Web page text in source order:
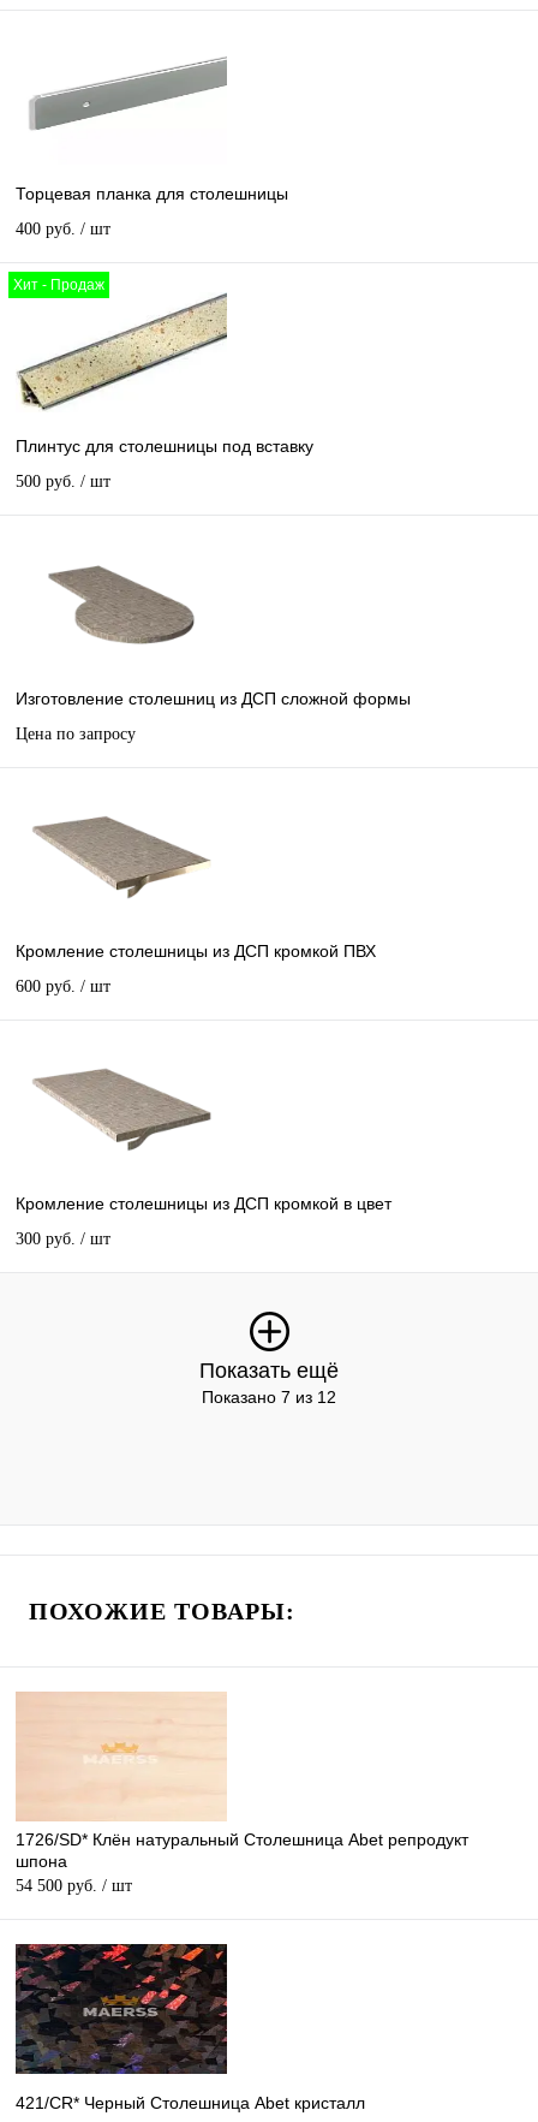
Торцевая планка для столешницы
400 руб. / шт
Хит - Продаж
Плинтус для столешницы под вставку
500 руб. / шт
Изготовление столешниц из ДСП сложной формы
Цена по запросу
Кромление столешницы из ДСП кромкой ПВХ
600 руб. / шт
Кромление столешницы из ДСП кромкой в цвет
300 руб. / шт
Показать ещё
Показано 7 из 12
ПОХОЖИЕ ТОВАРЫ:
1726/SD* Клён натуральный Столешница Abet репродукт
шпона
54 500 руб. / шт
421/CR* Черный Столешница Abet кристалл